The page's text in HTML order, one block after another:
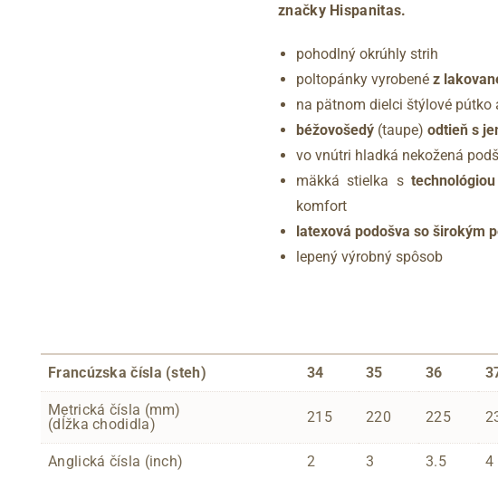
značky Hispanitas.
pohodlný okrúhly strih
poltopánky vyrobené z
na pätnom dielci štýlové pútko
béžovošedý (taupe) odtieň s
vo vnútri hladká nekožená
mäkká stielka s
komfort
latexová podošva so širokým
lepený výrobný spôsob
Francúzska čísla (steh) 34 35 36
Metrická čísla (mm)
(dĺžka chodidla)
215 220 225
Anglická čísla (inch) 2 3 3.5 4